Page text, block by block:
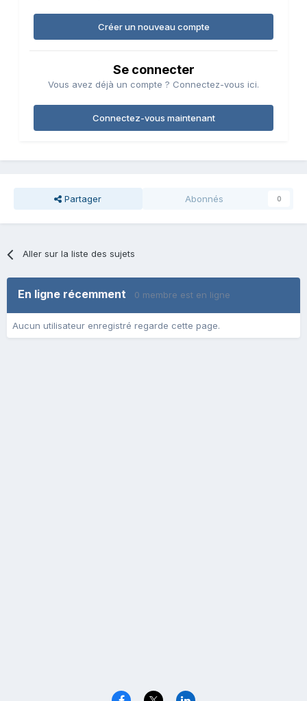
Créer un nouveau compte
Se connecter
Vous avez déjà un compte ? Connectez-vous ici.
Connectez-vous maintenant
Partager Abonnés 0
Aller sur la liste des sujets
En ligne récemment 0 membre est en ligne
Aucun utilisateur enregistré regarde cette page.